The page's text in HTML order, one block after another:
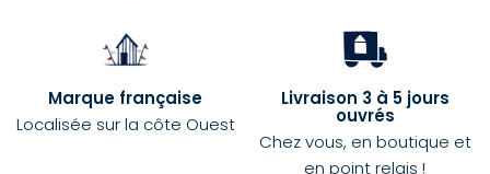
Marque française
Localisée sur la côte Ouest
Livraison 3 à 5 jours
ouvrés
Chez vous, en boutique et
en point relais !